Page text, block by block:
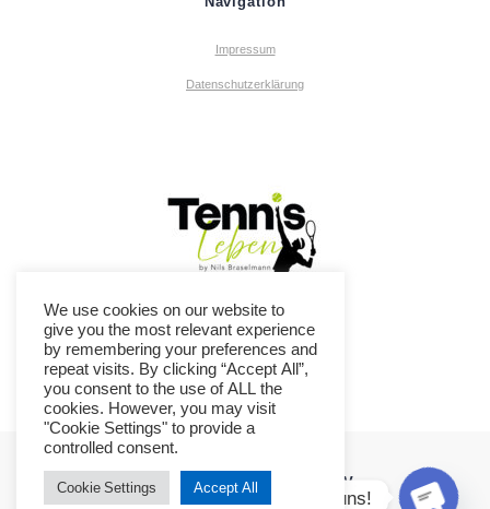
Impressum
Datenschutzerklärung
TC Ennepetal-Breckerfeld e.V.
© 2026 TC Ennepetal-Breckerfeld e.V..
We use cookies on our website to
give you the most relevant experience
by remembering your preferences and
repeat visits. By clicking “Accept All”,
you consent to the use of ALL the
cookies. However, you may visit
"Cookie Settings" to provide a
controlled consent.
Cookie Settings Accept AllKontaktiere uns!